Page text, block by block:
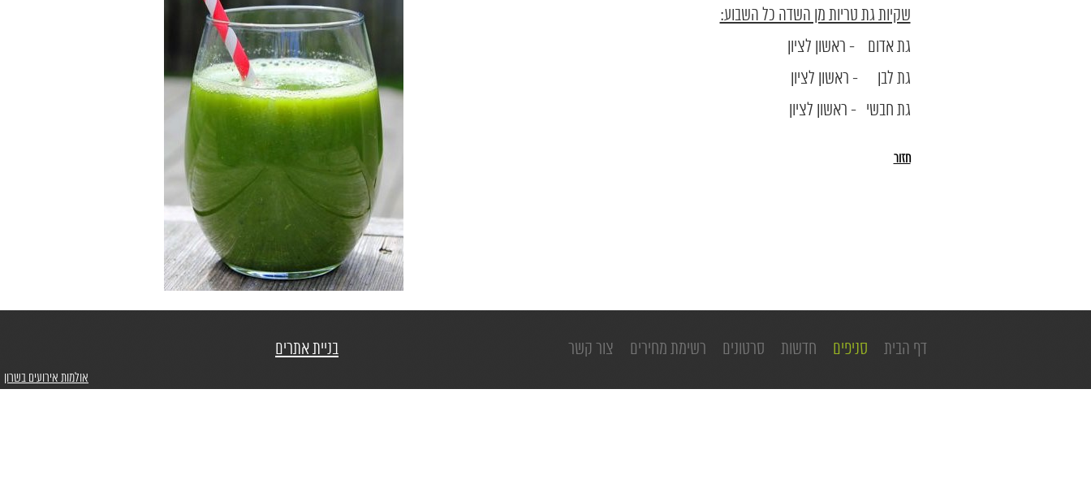
שקיות גת טריות מן השדה כל השבוע:
גת אדום - ראשון לציון
גת לבן - ראשון לציון
גת חבשי - ראשון לציון
חזור
דף הבית סניפים חדשות סרטונים רשימת מחירים צור קשר בניית אתרים
אולמות אירועים בשרון